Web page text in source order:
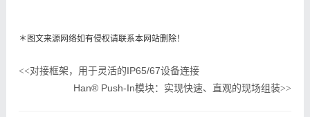
＊图文来源网络如有侵权请联系本网站删除！
<<对接框架，用于灵活的IP65/67设备连接
Han® Push-In模块：实现快速、直观的现场组装>>